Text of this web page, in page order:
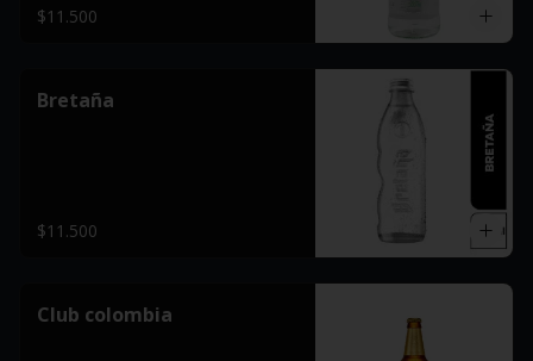
$11.500
Bretaña
$11.500
Club colombia